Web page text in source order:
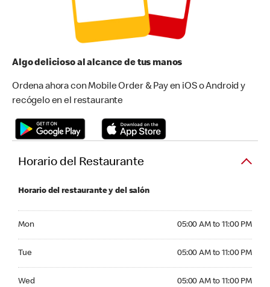
Algo delicioso al alcance de tus manos
Ordena ahora con Mobile Order & Pay en iOS o Android y
recógelo en el restaurante
Horario del Restaurante
Horario del restaurante y del salón
Mon 05:00 AM to 11:00 PM
Tue 05:00 AM to 11:00 PM
Wed 05:00 AM to 11:00 PM